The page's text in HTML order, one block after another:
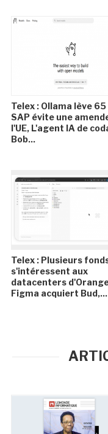
Telex : Ollama lève 65
SAP évite une
l'UE, L'agent IA de
Bob...
Telex : Plusieurs
s'intéressent aux
datacenters
Figma acquiert Bud,...